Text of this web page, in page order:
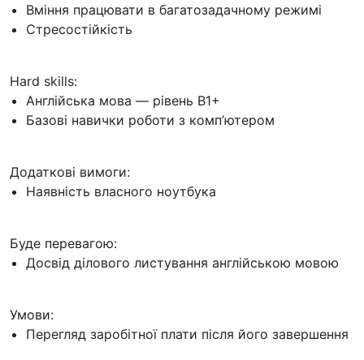
Вміння працювати в багатозадачному режимі
Стресостійкість
Hard skills:
Англійська мова — рівень B1+
Базові навички роботи з комп’ютером
Додаткові вимоги:
Наявність власного ноутбука
Буде перевагою:
Досвід ділового листування англійською мовою
Умови:
Перегляд заробітної плати після його завершення